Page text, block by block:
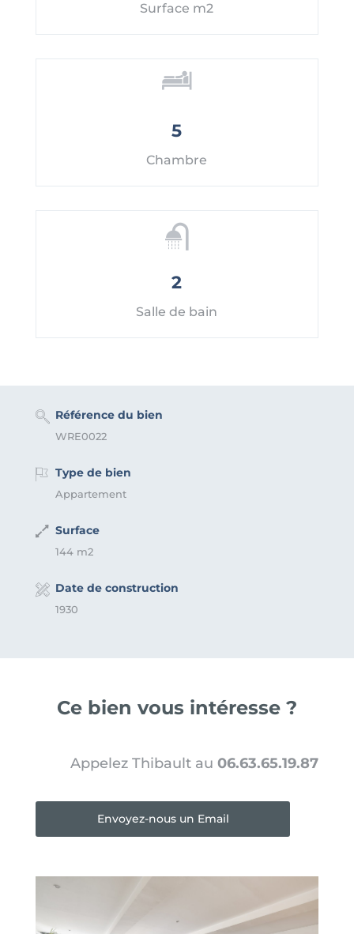
Surface m2
5
Chambre
2
Salle de bain
Référence du bien
WRE0022
Type de bien
Appartement
Surface
144 m2
Date de construction
1930
Ce bien vous intéresse ?
Appelez Thibault au06.63.65.19.87
Envoyez-nous un Email